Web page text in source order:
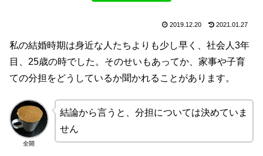
2019.12.20 2021.01.27
私の結婚時期は身近な人たちよりも少し早く、社会人3年
目、25歳の時でした。そのせいもあってか、家事や子育
ての分担をどうしているか聞かれることがあります。
全開
結論から言うと、分担については決めていま
せん